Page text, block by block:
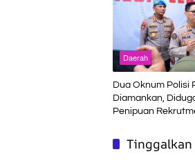
Daerah
Dua Oknum Polisi
Diamankan,
Penipuan
Tinggalkan